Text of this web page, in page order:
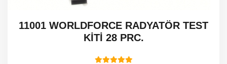
11001 WORLDFORCE RADYATÖR TEST
KİTİ 28 PRC.